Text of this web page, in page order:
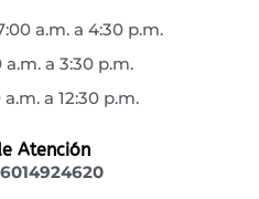
a.m. a 4:30 p.m.
a 3:30 p.m.
a 12:30 p.m.
Atención
6014924620